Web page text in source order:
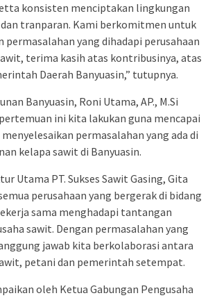
konsisten menciptakan lingkungan
tranparan. Kami berkomitmen untuk
permasalahan yang dihadapi perusahaan
terima kasih atas kontribusinya, atas
Daerah Banyuasin,” tutupnya.
Banyuasin, Roni Utama, AP., M.Si
ini kita lakukan guna mencapai
permasalahan yang ada di
kelapa sawit di Banyuasin.
Utama PT. Sukses Sawit Gasing, Gita
perusahaan yang bergerak di bidang
sama menghadapi tantangan
sawit. Dengan permasalahan yang
jawab kita berkolaborasi antara
petani dan pemerintah setempat.
oleh Ketua Gabungan Pengusaha